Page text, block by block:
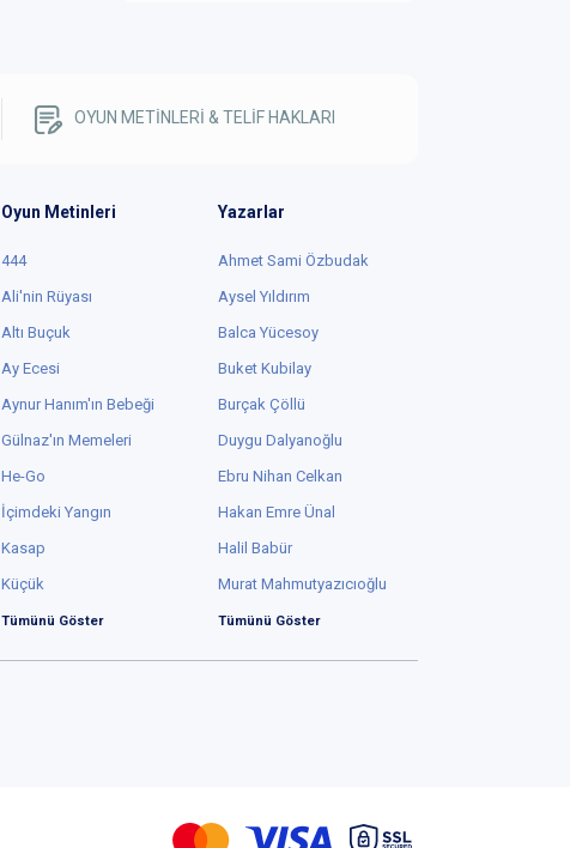
OYUN METİNLERİ & TELİF HAKLARI
Oyun Metinleri
444
Ali'nin Rüyası
Altı Buçuk
Ay Ecesi
Aynur Hanım'ın Bebeği
Gülnaz'ın Memeleri
He-Go
İçimdeki Yangın
Kasap
Küçük
Tümünü Göster
Yazarlar
Ahmet Sami Özbudak
Aysel Yıldırım
Balca Yücesoy
Buket Kubilay
Burçak Çöllü
Duygu Dalyanoğlu
Ebru Nihan Celkan
Hakan Emre Ünal
Halil Babür
Murat Mahmutyazıcıoğlu
Tümünü Göster